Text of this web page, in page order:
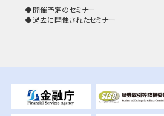
開催予定のセミナー
過去に開催されたセミナー